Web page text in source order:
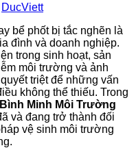
DucViett
bể phốt bị tắc nghẽn là
đình và doanh nghiệp.
trong sinh hoạt, sản
môi trường và ảnh
triệt để những vấn
không thể thiếu. Trong
Minh Môi Trường
và đang trở thành đối
vệ sinh môi trường